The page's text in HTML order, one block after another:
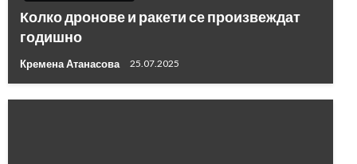
Колко дронове и ракети се произвеждат
годишно
Кремена Атанасова 25.07.2025